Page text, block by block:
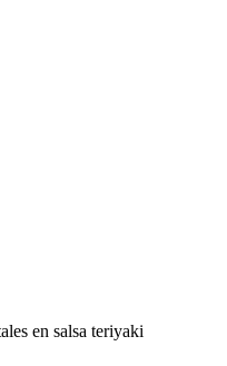
en salsa teriyaki